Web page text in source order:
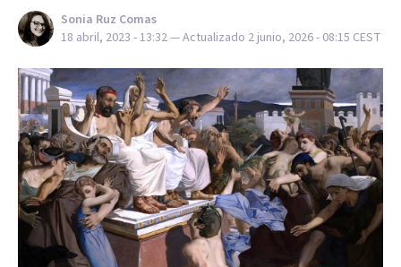
Sonia Ruz Comas
18 abril, 2023 - 13:32— Actualizado 2 junio, 2026 - 08:15 CEST